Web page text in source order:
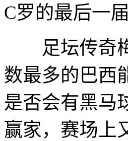
C罗的最后一
足坛传奇梅
数最多的巴西
是否会有黑
赢家，赛场上